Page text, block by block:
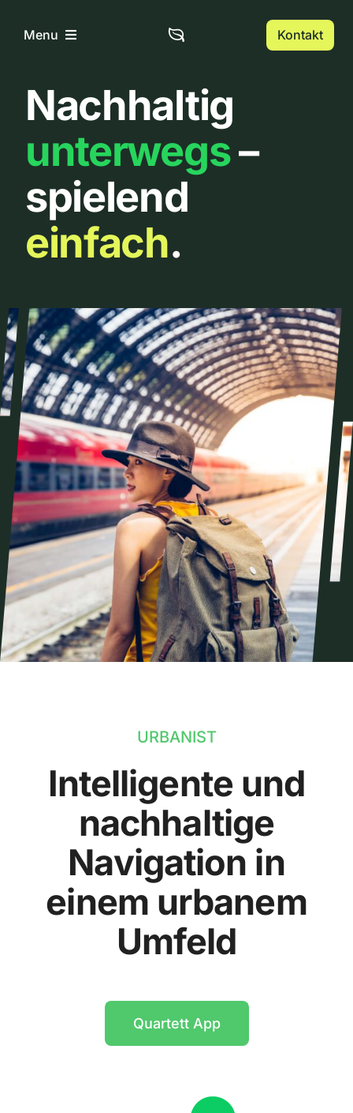
InhaltMenu
Home
Über uns
Urbanlist
Kontakt
Nachhaltig
unterwegs–
spielend
einfach.
URBANIST
Intelligente und
nachhaltige
Navigation in
einem urbanem
Umfeld
Quartett App